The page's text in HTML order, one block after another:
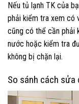
Nếu tủ lạnh TK của
phải kiểm tra xem có
cũng có thể cần phải
nước hoặc kiểm tra
không bị chặn lại.
So sánh cách sửa